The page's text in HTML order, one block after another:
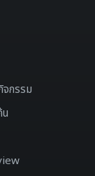
จกรรม